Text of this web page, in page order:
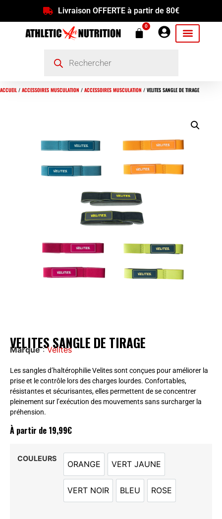
Livraison OFFERTE à partir de 80€
0
ACCUEIL/ ACCESSOIRES MUSCULATION / ACCESSOIRES MUSCULATION / VELITES SANGLE DE TIRAGE
VELITES SANGLE DE TIRAGE
Marque:Velites
Les sangles d’haltérophilie Velites sont conçues pour améliorer la
prise et le contrôle lors des charges lourdes. Confortables,
résistantes et sécurisantes, elles permettent de se concentrer
pleinement sur l’exécution des mouvements sans surcharger la
préhension.
À partir de 19,99€
COULEURS
ORANGE
ORANGE
VERT JAUNE
VERT JAUNE
VERT NOIR BLEU
BLEU
ROSE
ROSE